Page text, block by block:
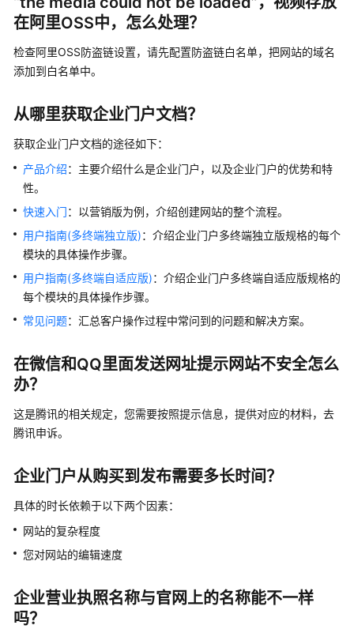
站
类
板
域
网
站
辑
类
他
问
视
助
档
下
通
在阿里OSS中，怎么处理？
检查阿里OSS防盗链设置，请先配置防盗链白名单，把网站的域名
添加到白名单中。
从哪里获取企业门户文档？
获取企业门户文档的途径如下：
产品介绍：主要介绍什么是企业门户，以及企业门户的优势和特
性。
快速入门：以营销版为例，介绍创建网站的整个流程。
用户指南(多终端独立版)：介绍企业门户多终端独立版规格的每个
模块的具体操作步骤。
用户指南(多终端自适应版)：介绍企业门户多终端自适应版规格的
每个模块的具体操作步骤。
常见问题：汇总客户操作过程中常问到的问题和解决方案。
在微信和QQ里面发送网址提示网站不安全怎么
办？
这是腾讯的相关规定，您需要按照提示信息，提供对应的材料，去
腾讯申诉。
企业门户从购买到发布需要多长时间？
具体的时长依赖于以下两个因素：
网站的复杂程度
您对网站的编辑速度
企业营业执照名称与官网上的名称能不一样
吗？